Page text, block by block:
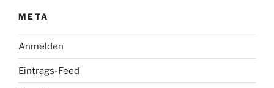
META
Anmelden
Eintrags-Feed